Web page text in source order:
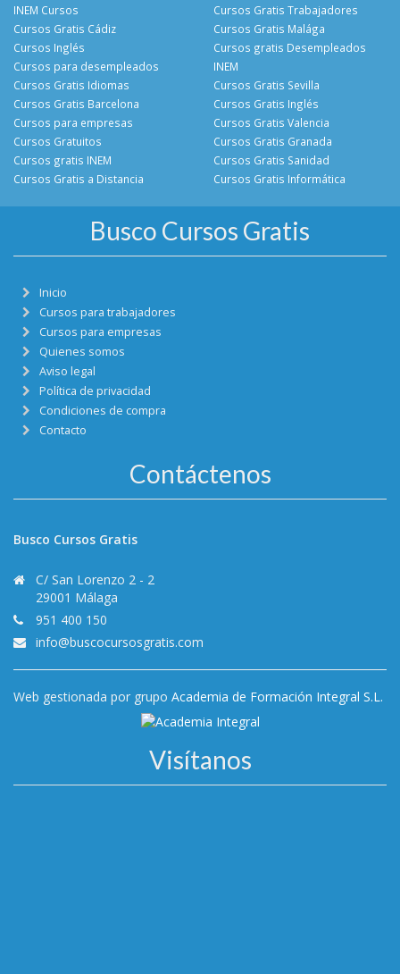
INEM Cursos
Cursos Gratis Cádiz
Cursos Gratis Trabajadores
Cursos Gratis Malága
Cursos Inglés
Cursos para desempleados
Cursos Gratis Idiomas
Cursos Gratis Barcelona
Cursos gratis Desempleados
INEM
Cursos Gratis Sevilla
Cursos Gratis Inglés
Cursos para empresas
Cursos Gratuitos
Cursos gratis INEM
Cursos Gratis a Distancia
Cursos Gratis Valencia
Cursos Gratis Granada
Cursos Gratis Sanidad
Cursos Gratis Informática
Busco Cursos Gratis
Inicio
Cursos para trabajadores
Cursos para empresas
Quienes somos
Aviso legal
Política de privacidad
Condiciones de compra
Contacto
Contáctenos
Busco Cursos Gratis
C/ San Lorenzo 2 - 2
29001 Málaga
951 400 150
info@buscocursosgratis.com
Web gestionada por grupo Academia de Formación Integral S.L.
Visítanos